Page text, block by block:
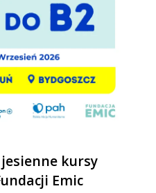
kursy
Emic